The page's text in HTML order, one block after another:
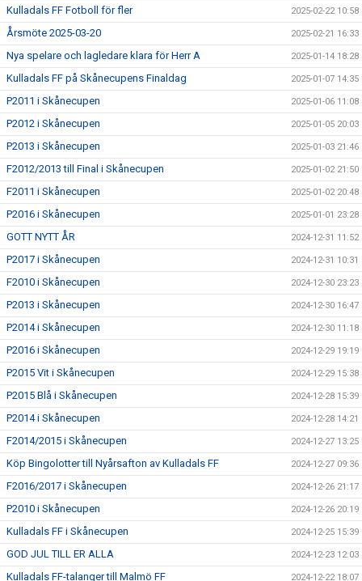
Kulladals FF Fotboll för fler 2025-02-22 10:58
Årsmöte 2025-03-20 2025-02-21 16:33
Nya spelare och lagledare klara för Herr A 2025-01-14 18:28
Kulladals FF på Skånecupens Finaldag 2025-01-07 14:35
P2011 i Skånecupen 2025-01-06 11:08
P2012 i Skånecupen 2025-01-05 20:03
P2013 i Skånecupen 2025-01-03 21:46
F2012/2013 till Final i Skånecupen 2025-01-02 21:50
F2011 i Skånecupen 2025-01-02 20:48
P2016 i Skånecupen 2025-01-01 23:28
GOTT NYTT ÅR 2024-12-31 11:52
P2017 i Skånecupen 2024-12-31 10:31
F2010 i Skånecupen 2024-12-30 23:23
P2013 i Skånecupen 2024-12-30 16:47
P2014 i Skånecupen 2024-12-30 11:18
P2016 i Skånecupen 2024-12-29 19:19
P2015 Vit i Skånecupen 2024-12-29 15:38
P2015 Blå i Skånecupen 2024-12-28 15:39
P2014 i Skånecupen 2024-12-28 14:21
F2014/2015 i Skånecupen 2024-12-27 13:25
Köp Bingolotter till Nyårsafton av Kulladals FF 2024-12-27 09:36
F2016/2017 i Skånecupen 2024-12-26 21:17
P2010 i Skånecupen 2024-12-26 20:19
Kulladals FF i Skånecupen 2024-12-25 15:39
GOD JUL TILL ER ALLA 2024-12-23 12:03
Kulladals FF-talanger till Malmö FF 2024-12-22 18:07